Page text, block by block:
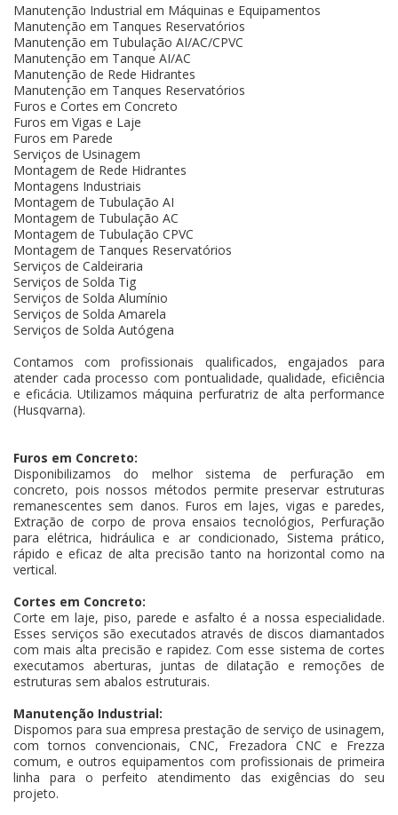
Manutenção Industrial em Máquinas e Equipamentos
Manutenção em Tanques Reservatórios
Manutenção em Tubulação AI/AC/CPVC
Manutenção em Tanque AI/AC
Manutenção de Rede Hidrantes
Manutenção em Tanques Reservatórios
Furos e Cortes em Concreto
Furos em Vigas e Laje
Furos em Parede
Serviços de Usinagem
Montagem de Rede Hidrantes
Montagens Industriais
Montagem de Tubulação AI
Montagem de Tubulação AC
Montagem de Tubulação CPVC
Montagem de Tanques Reservatórios
Serviços de Caldeiraria
Serviços de Solda Tig
Serviços de Solda Alumínio
Serviços de Solda Amarela
Serviços de Solda Autógena
Contamos com profissionais qualificados, engajados para
atender cada processo com pontualidade, qualidade, eficiência
e eficácia. Utilizamos máquina perfuratriz de alta performance
(Husqvarna).
Furos em Concreto:
Disponibilizamos do melhor sistema de perfuração em
concreto, pois nossos métodos permite preservar estruturas
remanescentes sem danos. Furos em lajes, vigas e paredes,
Extração de corpo de prova ensaios tecnológios, Perfuração
para elétrica, hidráulica e ar condicionado, Sistema prático,
rápido e eficaz de alta precisão tanto na horizontal como na
vertical.
Cortes em Concreto:
Corte em laje, piso, parede e asfalto é a nossa especialidade.
Esses serviços são executados através de discos diamantados
com mais alta precisão e rapidez. Com esse sistema de cortes
executamos aberturas, juntas de dilatação e remoções de
estruturas sem abalos estruturais.
Manutenção Industrial:
Dispomos para sua empresa prestação de serviço de usinagem,
com tornos convencionais, CNC, Frezadora CNC e Frezza
comum, e outros equipamentos com profissionais de primeira
linha para o perfeito atendimento das exigências do seu
projeto.